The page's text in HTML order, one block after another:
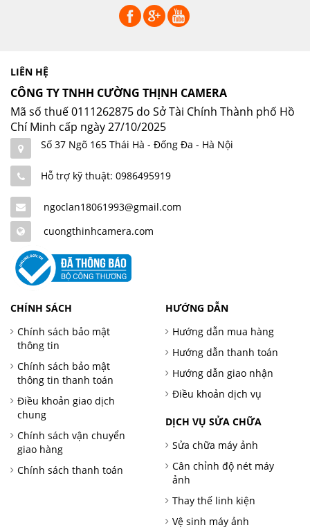
LIÊN HỆ
CÔNG TY TNHH CƯỜNG THỊNH CAMERA
Mã số thuế 0111262875 do Sở Tài Chính Thành phố Hồ
Chí Minh cấp ngày 27/10/2025
Số 37 Ngõ 165 Thái Hà - Đống Đa - Hà Nội
Hỗ trợ kỹ thuật: 0986495919
ngoclan18061993@gmail.com
cuongthinhcamera.com
CHÍNH SÁCH
Chính sách bảo mật
thông tin
Chính sách bảo mật
thông tin thanh toán
Điều khoản giao dịch
chung
Chính sách vận chuyển
giao hàng
Chính sách thanh toán
HƯỚNG DẪN
Hướng dẫn mua hàng
Hướng dẫn thanh toán
Hướng dẫn giao nhận
Điều khoản dịch vụ
DỊCH VỤ SỬA CHỮA
Sửa chữa máy ảnh
Cân chỉnh độ nét máy
ảnh
Thay thế linh kiện
Vệ sinh máy ảnh